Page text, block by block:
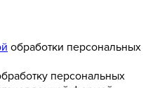
обработки персональных
персональных